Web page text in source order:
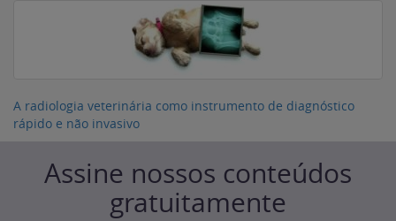
A radiologia veterinária como instrumento de diagnóstico
rápido e não invasivo
Assine nossos conteúdos
gratuitamente